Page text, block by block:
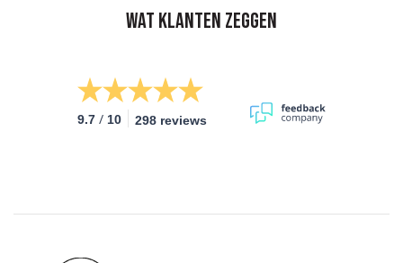
Wat klanten zeggen
9.7 / 10 298 reviews